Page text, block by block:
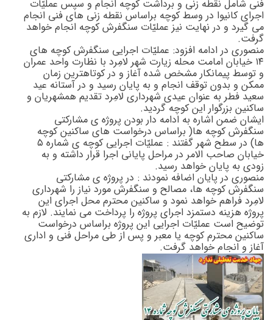
فنی شامل نقطه زنی و برداشت کوچه انجام و سپس عملیّات
اجرای کانیوا در وسط کوچه براساس نقطه زنی های فنی انجام
می گیرد و در نهایت نیز عملیّات سنگفرش کوچه انجام خواهد
گرفت.
منصوری در ادامه افزود: عملیّات اجرایی سنگفرش کوچه های
۱۴ خیابان امامت محله زیارت شهر لامِرد با نظارت واحد عمران
و توسط پیمانکار مشخص شده آغاز و در کوتاهترین زمان
ممکن و بدون توقف انجام و به پایان رسید و در آستانه عید
سعید فطر به عنوان عیدی شهرداری لامِرد تقدیم همشهریان و
ساکنین بزرگوار این کوچه گردید.
ایشان ضمن اشاره به ادامه دار بودن پروژه ی مشارکتی
سنگفرش کوچه ها( براساس درخواست های ساکنین کوچه
ها) در سطح شهر گفتند : عملیّات اجرایی کوچه ی شماره ۵
خیابان صاحب الامر در مراحل پایانی اجرا قرار داشته و به
زودی به پایان خواهد رسید.
منصوری در پایان اضافه نمودند : در پروژه ی مشارکتی
سنگفرش کوچه ها، مصالح و سنگفرش مورد نیاز را شهرداری
لامِرد فراهم خواهد نمود و ساکنین محترم محل اجرای این
پروژه هزینه دستمزد اجرای پروژه را پرداخت می نمایند. لازم به
توضیح است عملیّات اجرایی این پروژه براساس درخواست
ساکنین محترم کوچه یا معبر و پس از طی مراحل فنی و اداری
آغاز و انجام خواهد گرفت.